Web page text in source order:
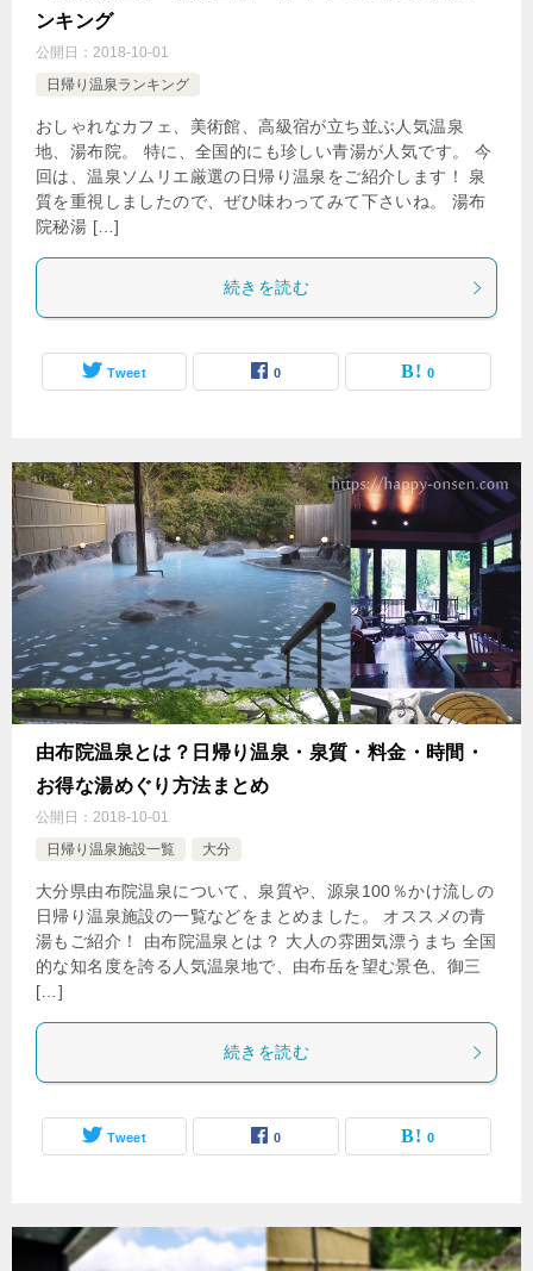
ンキング
公開日： 2018-10-01
日帰り温泉ランキング
おしゃれなカフェ、美術館、高級宿が立ち並ぶ人気温泉
地、湯布院。 特に、全国的にも珍しい青湯が人気です。 今
回は、温泉ソムリエ厳選の日帰り温泉をご紹介します！ 泉
質を重視しましたので、ぜひ味わってみて下さいね。 湯布
院秘湯 […]
続きを読む
Tweet 0 0
由布院温泉とは？日帰り温泉・泉質・料金・時間・
お得な湯めぐり方法まとめ
公開日： 2018-10-01
日帰り温泉施設一覧
大分
大分県由布院温泉について、泉質や、源泉100％かけ流しの
日帰り温泉施設の一覧などをまとめました。 オススメの青
湯もご紹介！ 由布院温泉とは？ 大人の雰囲気漂うまち 全国
的な知名度を誇る人気温泉地で、由布岳を望む景色、御三
[…]
続きを読む
Tweet 0 0